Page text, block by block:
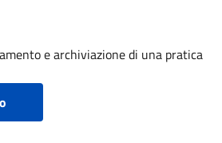
e archiviazione di una pratica